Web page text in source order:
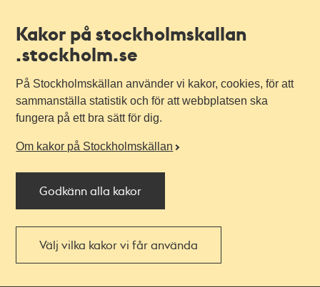
Kakor på stockholmskallan
.stockholm.se
På Stockholmskällan använder vi kakor, cookies, för att
sammanställa statistik och för att webbplatsen ska
fungera på ett bra sätt för dig.
Om kakor på Stockholmskällan
Godkänn alla kakor
Välj vilka kakor vi får använda